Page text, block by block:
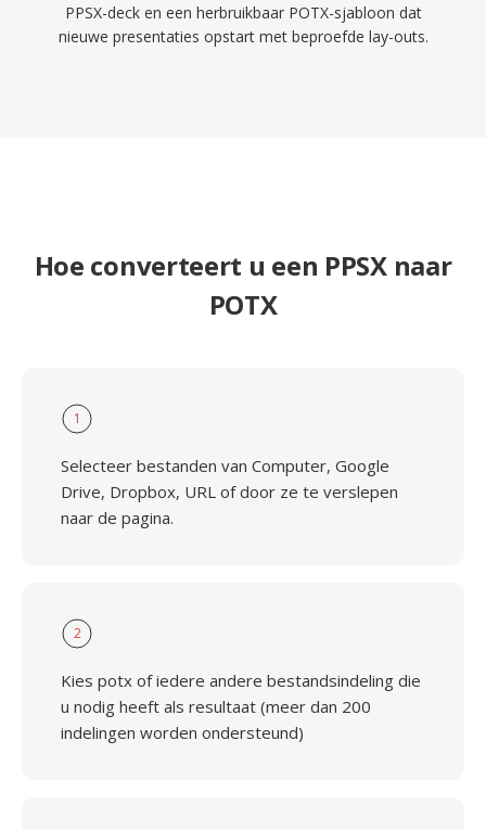
PPSX-deck en een herbruikbaar POTX-sjabloon dat
nieuwe presentaties opstart met beproefde lay-outs.
Hoe converteert u een PPSX naar
POTX
1
Selecteer bestanden van Computer, Google
Drive, Dropbox, URL of door ze te verslepen
naar de pagina.
2
Kies potx of iedere andere bestandsindeling die
u nodig heeft als resultaat (meer dan 200
indelingen worden ondersteund)